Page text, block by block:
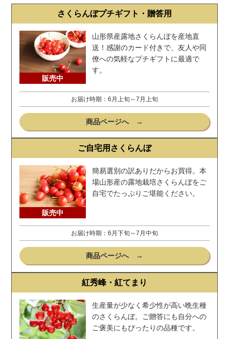
さくらんぼプチギフト・贈答用
販売中
山形県産露地さくらんぼを産地直
送！感謝のカード付きで、友人や同
僚への気軽なプチギフトに最適で
す。
お届け時期：6月上旬～7月上旬
商品ページへ →
ご自宅用さくらんぼ
販売中
簡易選別の訳ありだからお買得。本
場山形産の露地栽培さくらんぼをご
自宅でたっぷりご堪能ください。
お届け時期：6月下旬～7月中旬
商品ページへ →
紅秀峰・紅てまり
生産量が少なく希少性が高い晩生種
のさくらんぼ。ご贈答にも自分への
ご褒美にもぴったりの品種です。